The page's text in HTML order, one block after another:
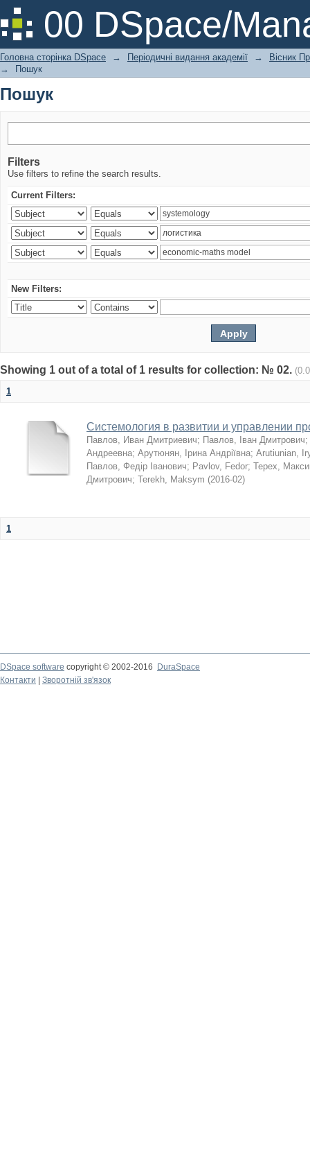
00 DSpace/
Пошук
Головна сторінка DSpace → Періодичні видання академії →
Вісник
→
Пошук
Пошук
Filters
Use filters to refine the search results.
Current Filters:
New Filters:
Showing 1 out of a total of 1 results for collection: № 02.
1
Системология в развитии и управлении
Павлов, Иван Дмитриевич; Павлов, Іван Дмитрович;
Андреевна; Арутюнян, Ірина Андріївна; Arutiunian,
Павлов, Федір Іванович; Pavlov, Fedor; Терех,
Дмитрович; Terekh, Maksym (2016-02)
1
DSpace software copyright © 2002-2016
DuraSpace
Контакти
Зворотній зв'язок